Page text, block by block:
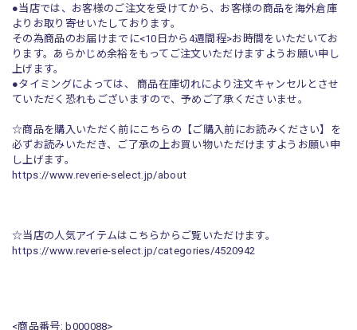
●当店では、お客様のご注文を受けてから、お客様の商品を海外倉庫
よりお取り寄せいたしております。
その為商品のお届けまでに<10日から4週間程>お時間をいただいてお
ります。あらかじめ余裕をもってご注文いただけますようお願い申し
上げます。
●タイミングによっては、 商品在庫切れにより注文キャンセルとさせ
ていただく恐れもございますので、予めご了承くださいませ。
☆商品を購入いただく前にこちらの【ご購入前にお読みください】を
必ずお読みいただき、ご了承の上お買い物いただけますようお願い申
し上げます。
https://www.reverie-select.jp/about
☆当店の人気アイテムはこちらからご覧いただけます。
https://www.reverie-select.jp/categories/4520942
<商品番号: b000088>